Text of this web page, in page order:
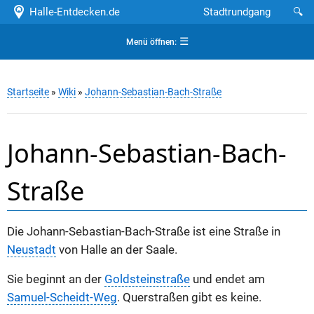
Halle-Entdecken.de 🔍
Stadtrundgang
Menü öffnen:☰
Startseite » Wiki » Johann-Sebastian-Bach-Straße
Johann-Sebastian-Bach-
Straße
Die Johann-Sebastian-Bach-Straße ist eine Straße in
Neustadt von Halle an der Saale.
Sie beginnt an der Goldsteinstraße und endet am
Samuel-Scheidt-Weg. Querstraßen gibt es keine.